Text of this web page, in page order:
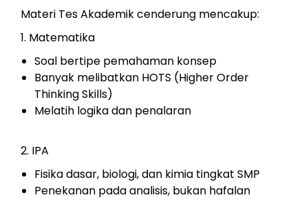
Materi Tes Akademik cenderung mencakup:
1. Matematika
Soal bertipe pemahaman konsep
Banyak melibatkan HOTS (Higher Order
Thinking Skills)
Melatih logika dan penalaran
2. IPA
Fisika dasar, biologi, dan kimia tingkat SMP
Penekanan pada analisis, bukan hafalan